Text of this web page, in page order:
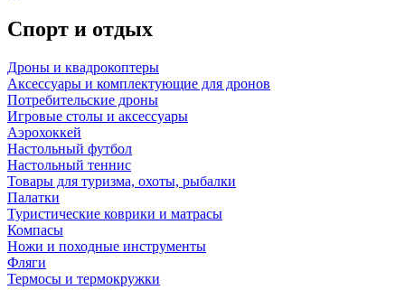
Спорт и отдых
Дроны и квадрокоптеры
Аксессуары и комплектующие для дронов
Потребительские дроны
Игровые столы и аксессуары
Аэрохоккей
Настольный футбол
Настольный теннис
Товары для туризма, охоты, рыбалки
Палатки
Туристические коврики и матрасы
Компасы
Ножи и походные инструменты
Фляги
Термосы и термокружки